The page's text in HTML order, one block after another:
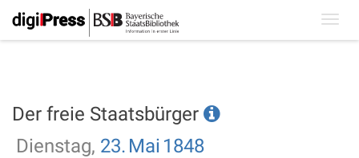
Der freie Staatsbürger
Dienstag, 23. Mai 1848